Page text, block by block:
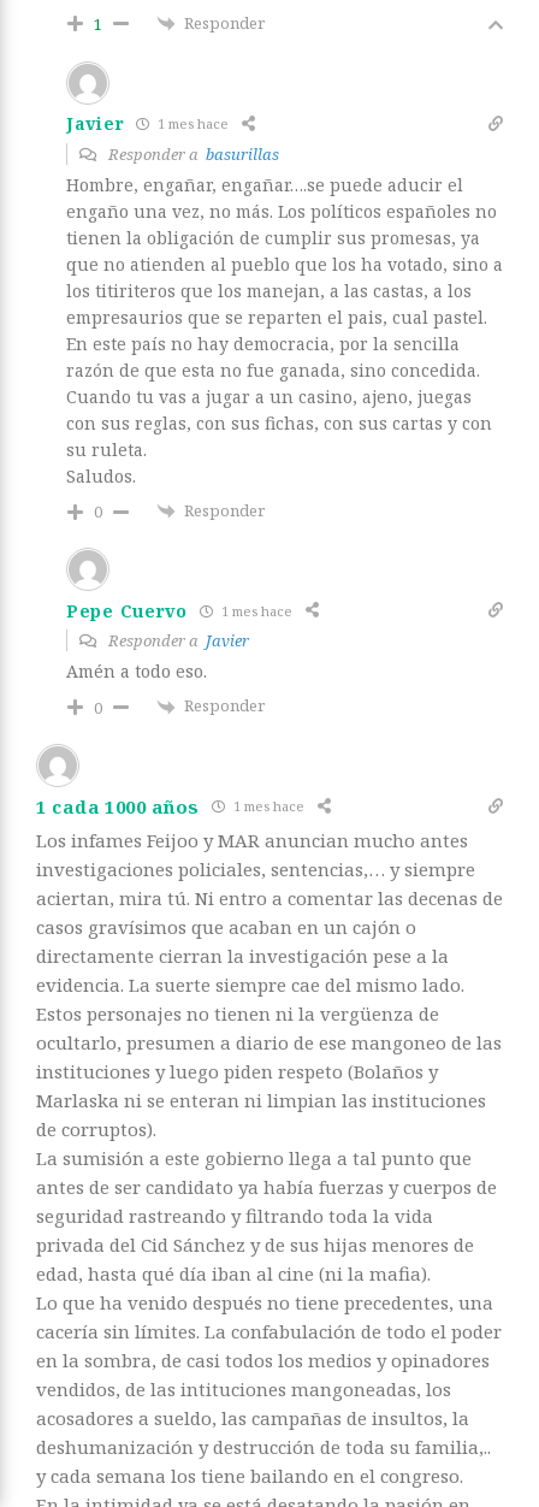
1 Responder
Javier 1 mes hace
Responder a basurillas
Hombre, engañar, engañar….se puede aducir el
engaño una vez, no más. Los políticos españoles no
tienen la obligación de cumplir sus promesas, ya
que no atienden al pueblo que los ha votado, sino a
los titiriteros que los manejan, a las castas, a los
empresaurios que se reparten el pais, cual pastel.
En este país no hay democracia, por la sencilla
razón de que esta no fue ganada, sino concedida.
Cuando tu vas a jugar a un casino, ajeno, juegas
con sus reglas, con sus fichas, con sus cartas y con
su ruleta.
Saludos.
0 Responder
Pepe Cuervo 1 mes hace
Responder a Javier
Amén a todo eso.
0 Responder
1 cada 1000 años 1 mes hace
Los infames Feijoo y MAR anuncian mucho antes
investigaciones policiales, sentencias,… y siempre
aciertan, mira tú. Ni entro a comentar las decenas de
casos gravísimos que acaban en un cajón o
directamente cierran la investigación pese a la
evidencia. La suerte siempre cae del mismo lado.
Estos personajes no tienen ni la vergüenza de
ocultarlo, presumen a diario de ese mangoneo de las
instituciones y luego piden respeto (Bolaños y
Marlaska ni se enteran ni limpian las instituciones
de corruptos).
La sumisión a este gobierno llega a tal punto que
antes de ser candidato ya había fuerzas y cuerpos de
seguridad rastreando y filtrando toda la vida
privada del Cid Sánchez y de sus hijas menores de
edad, hasta qué día iban al cine (ni la mafia).
Lo que ha venido después no tiene precedentes, una
cacería sin límites. La confabulación de todo el poder
en la sombra, de casi todos los medios y opinadores
vendidos, de las intituciones mangoneadas, los
acosadores a sueldo, las campañas de insultos, la
deshumanización y destrucción de toda su familia,..
y cada semana los tiene bailando en el congreso.